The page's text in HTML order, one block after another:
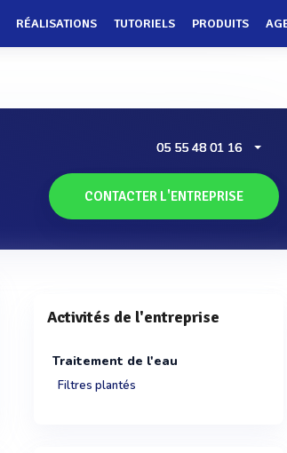
RÉALISATIONS TUTORIELS PRODUITS
05 55 48 01 16
CONTACTER L'ENTREPRISE
Activités de l'entreprise
Traitement de l'eau
Filtres plantés